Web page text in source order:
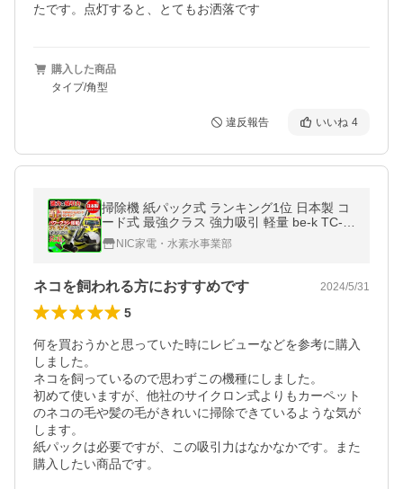
たです。点灯すると、とてもお洒落です
購入した商品
タイプ/角型
違反報告 いいね 4
掃除機 紙パック式 ランキング1位 日本製 コ
ード式 最強クラス 強力吸引 軽量 be-k TC-F
RX1【三菱電機サイクロン式とコードレス式
掃除機と比較
NIC家電・水素水事業部
ネコを飼われる方におすすめです 2024/5/31
5
何を買おうかと思っていた時にレビューなどを参考に購入
しました。
ネコを飼っているので思わずこの機種にしました。
初めて使いますが、他社のサイクロン式よりもカーペット
のネコの毛や髪の毛がきれいに掃除できているような気が
します。
紙パックは必要ですが、この吸引力はなかなかです。また
購入したい商品です。